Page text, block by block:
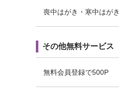
喪中はがき・寒中はが
その他無料サービス
無料会員登録で500P